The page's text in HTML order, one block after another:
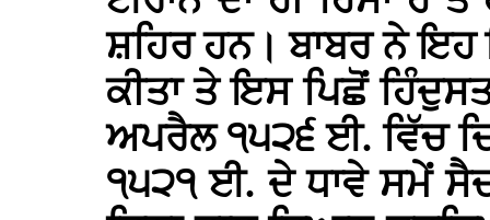
ਸ਼ਹਿਰ ਹਨ। ਬਾਬਰ ਨੇ ਇਹ
ਕੀਤਾ ਤੇ ਇਸ ਪਿਛੋਂ
ਅਪਰੈਲ ੧੫੨੬ ਈ. ਵਿੱਚ
੧੫੨੧ ਈ. ਦੇ ਧਾਵੇ ਸਮੇਂ